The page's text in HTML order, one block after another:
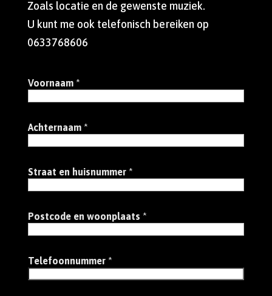
Zoals locatie en de gewenste muziek.
U kunt me ook telefonisch bereiken op
0633768606
Voornaam *
Achternaam *
Straat en huisnummer *
Postcode en woonplaats *
Telefoonnummer *